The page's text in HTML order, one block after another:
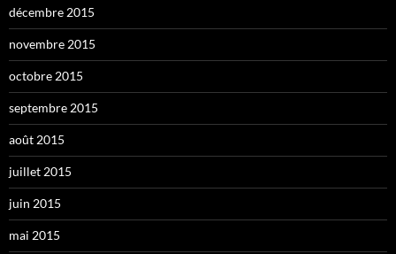
décembre 2015
novembre 2015
octobre 2015
septembre 2015
août 2015
juillet 2015
juin 2015
mai 2015